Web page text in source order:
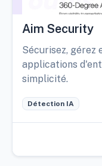
Aim Security
Sécurisez, gérez
applications
simplicité.
Détection IA